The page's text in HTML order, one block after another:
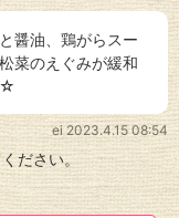
醤油、鶏がらスー
菜のえぐみが緩和
☆
ei 2023.4.15 08:54
ください。